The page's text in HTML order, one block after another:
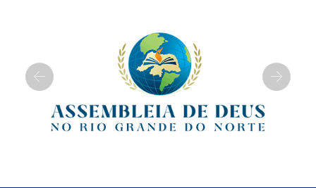
Previous Next